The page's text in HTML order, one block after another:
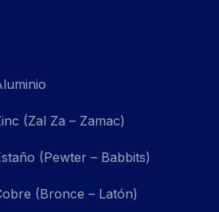
(Zal Za – Zamac)
(Pewter – Babbits)
(Bronce – Latón)